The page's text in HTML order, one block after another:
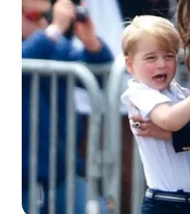
Inscreva-